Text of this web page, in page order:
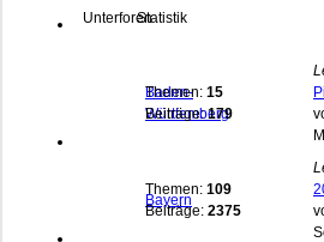
UnterforenStatistik
Baden-
Württemberg
Themen: 15
Beiträge:179
Bayern
Themen: 109
Beiträge: 2375